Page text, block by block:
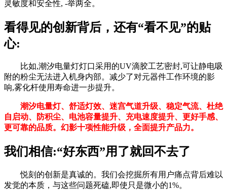
灵敏度和安全性, -举两全。
看得见的创新背后，还有“看不见”的贴
心:
比如,潮汐电量灯灯口采用的UV滴胶工艺密封,可让静电吸
附的粉尘无法进入机身内部。减少了对元器件工作环境的影
响,雾化杆使用寿命进一步提升。
潮汐电量灯、舒适灯效、迷宫气道升级、稳定气流、杜绝
自启动、防积尘、电池容量提升、充电速度提升、更好手感、
更可靠的品质。幻影十项性能升级，全面提升产品力。
我们相信:“好东西”用了就回不去了
悦刻的创新是真诚的。我们会挖掘所有用户痛点背后难以
发觉的本质，与这些问题死磕,即使只是微小的1%。